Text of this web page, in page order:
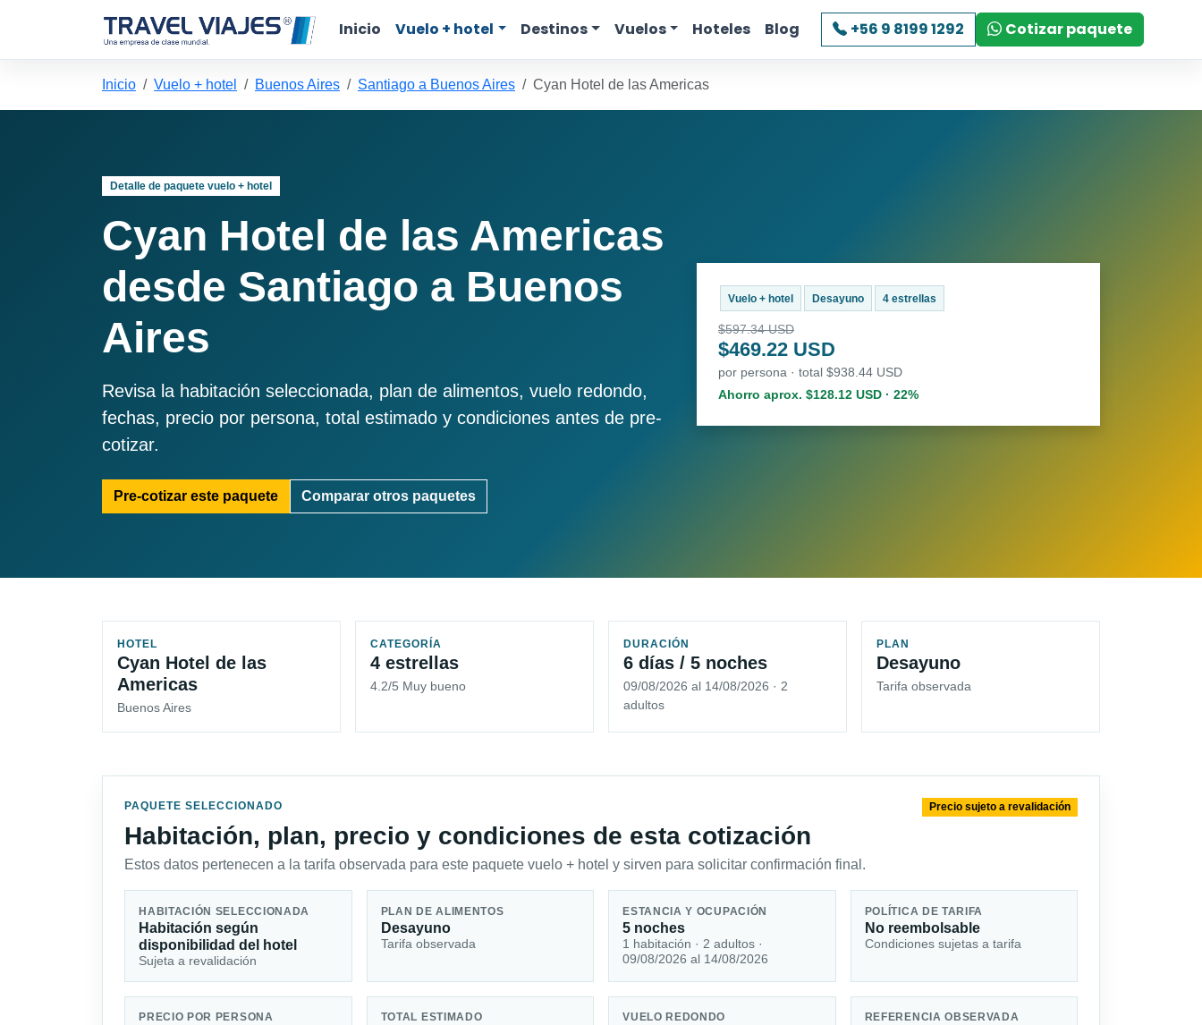
Inicio Vuelo + hotel Destinos Vuelos Hoteles Blog +56 9 8199 1292 Cotizar paquete
Inicio Vuelo + hotel Buenos Aires Santiago a Buenos Aires Cyan Hotel de las Americas
Detalle de paquete vuelo + hotel
Cyan Hotel de las Americas
desde Santiago a Buenos
Aires
Revisa la habitación seleccionada, plan de alimentos, vuelo redondo,
fechas, precio por persona, total estimado y condiciones antes de pre-
cotizar.
Pre-cotizar este paquete Comparar otros paquetes
Vuelo + hotel Desayuno 4 estrellas
$597.34 USD
$469.22 USD
por persona · total $938.44 USD
Ahorro aprox. $128.12 USD · 22%
HOTEL
Cyan Hotel de las
Americas
Buenos Aires
CATEGORÍA
4 estrellas
4.2/5 Muy bueno
DURACIÓN
6 días / 5 noches
09/08/2026 al 14/08/2026 · 2
adultos
PLAN
Desayuno
Tarifa observada
PAQUETE SELECCIONADO
Habitación, plan, precio y condiciones de esta cotización
Estos datos pertenecen a la tarifa observada para este paquete vuelo + hotel y sirven para solicitar confirmación final.
Precio sujeto a revalidación
HABITACIÓN SELECCIONADA
Habitación según
disponibilidad del hotel
Sujeta a revalidación
PLAN DE ALIMENTOS
Desayuno
Tarifa observada
ESTANCIA Y OCUPACIÓN
5 noches
1 habitación · 2 adultos ·
09/08/2026 al 14/08/2026
POLÍTICA DE TARIFA
No reembolsable
Condiciones sujetas a tarifa
PRECIO POR PERSONA TOTAL ESTIMADO VUELO REDONDO REFERENCIA OBSERVADA